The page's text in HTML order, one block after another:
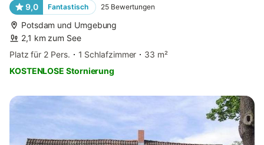
9,0 Fantastisch 25 Bewertungen
Potsdam und Umgebung
2,1 km zum See
Platz für 2 Pers.
1 Schlafzimmer
33 m²
KOSTENLOSE Stornierung